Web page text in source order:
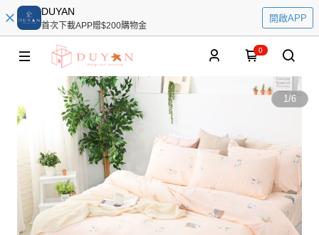
DUYAN
首次下載APP贈$200購物金
開啟APP
0
1/6